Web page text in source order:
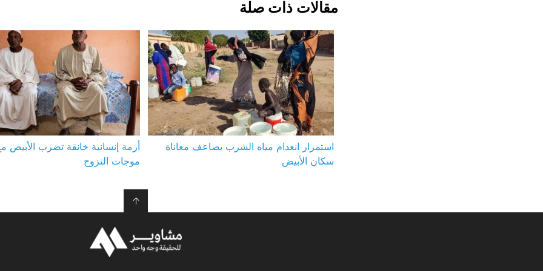
مقالات ذات صلة
استمرار انعدام مياه الشرب يضاعف معاناة
سكان الأبيض
أزمة إنسانية خانقة تضرب الأبيض
موجات النزوح
↑